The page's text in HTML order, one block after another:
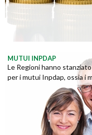
MUTUI INPDAP
Le Regioni hanno
per i mutui Inpdap, ossia i